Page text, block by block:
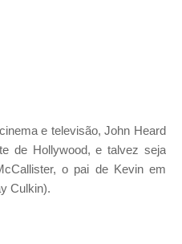
e televisão, John Heard
de Hollywood, e talvez seja
o pai de Kevin em
Culkin).